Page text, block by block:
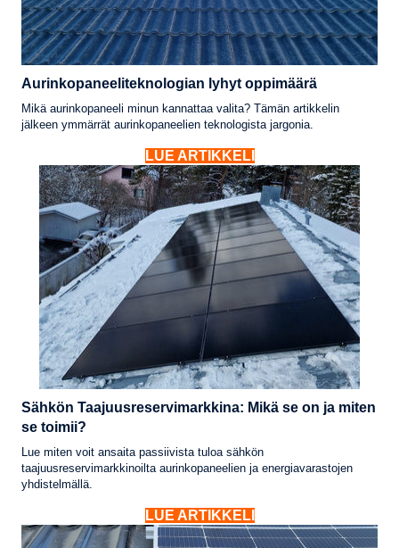
Aurinkopaneeliteknologian lyhyt oppimäärä
Mikä aurinkopaneeli minun kannattaa valita? Tämän artikkelin
jälkeen ymmärrät aurinkopaneelien teknologista jargonia.
LUE ARTIKKELI
Sähkön Taajuusreservimarkkina: Mikä se on ja miten
se toimii?
Lue miten voit ansaita passiivista tuloa sähkön
taajuusreservimarkkinoilta aurinkopaneelien ja energiavarastojen
yhdistelmällä.
LUE ARTIKKELI